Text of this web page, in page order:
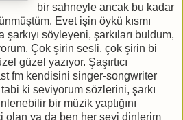
bir sahneyle ancak bu kadar
Evet işin öykü kısmı
söyleyeni, şarkıları buldum,
Çok şirin sesli, çok şirin bi
güzel yazıyor. Şaşırtıcı
fm kendisini singer-songwriter
ki seviyorum sözlerini, şarkı
bir müzik yaptığını
olan ya da ben her şeyi dinlerim